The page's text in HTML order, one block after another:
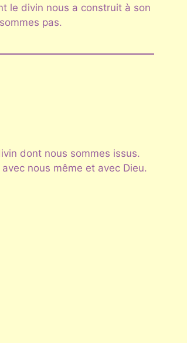
le divin nous a construit à son
pas.
dont nous sommes issus.
nous même et avec Dieu.